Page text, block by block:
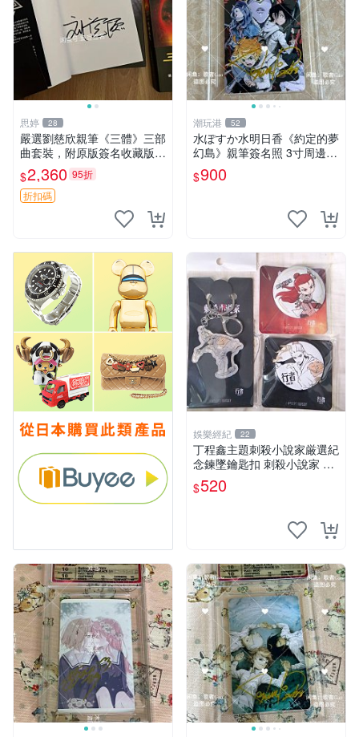
思婷 28
嚴選劉慈欣親筆《三體》三部
曲套裝，附原版簽名收藏版
三體 規格完整 網拍無疑真品
收藏推薦 《三體》全系列親
筆簽名版 電影原著珍藏必備
$2,360 95折
折扣碼
潮玩港 52
水ぽすか水明日香《約定的夢
幻島》親筆簽名照 3寸周邊照
片 簽名真跡 約束のネバーラ
ンド 周邊 照片收藏 水明日香
$900
娛樂經紀 22
丁程鑫主題刺殺小說家厳選紀
念鍊墜鑰匙扣 刺殺小說家 丁
程鑫 鍊墜
$520